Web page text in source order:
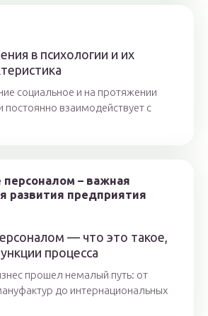
в психологии и их
социальное и на протяжении
постоянно взаимодействует с
— что это такое,
процесса
прошел немалый путь: от
до интернациональных